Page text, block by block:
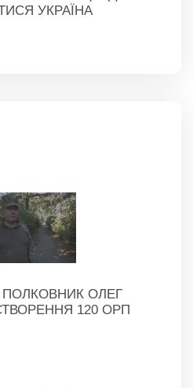
УКРАЇНА
ПОЛКОВНИК ОЛЕГ
120 ОРП